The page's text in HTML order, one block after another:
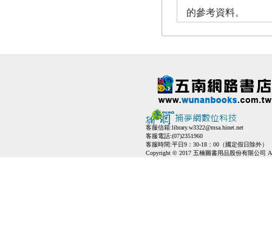
的參考資料。
客服信箱:library.w3322@msa.hinet.net
客服電話:(07)2351960
客服時間:平日9：30-18：00（國定假日除外）
Copyright © 2017 五楠圖書用品股份有限公司